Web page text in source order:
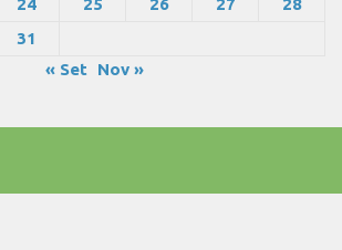
31
« Set
Nov »